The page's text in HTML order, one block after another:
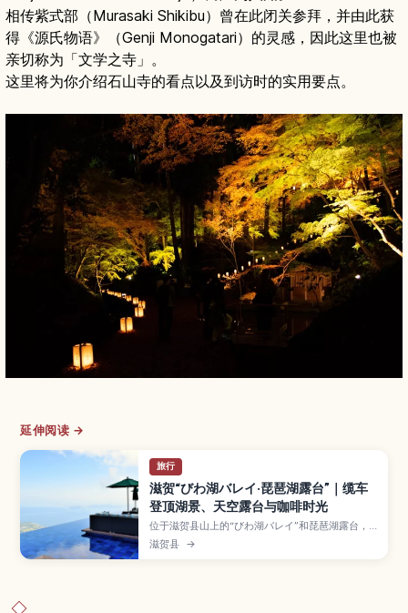
相传紫式部（Murasaki Shikibu）曾在此闭关参拜，并由此获
得《源氏物语》（Genji Monogatari）的灵感，因此这里也被
亲切称为「文学之寺」。
这里将为你介绍石山寺的看点以及到访时的实用要点。
延伸阅读 →
旅行
滋贺“びわ湖バレイ·琵琶湖露台”｜缆车
登顶湖景、天空露台与咖啡时光
位于滋贺县山上的“びわ湖バレイ”和琵琶湖露台，
是搭乘缆车登顶、一览日本最大湖泊风光的人气景
点。文章介绍主露台与北露台的不同看点、四季景
滋贺县 →